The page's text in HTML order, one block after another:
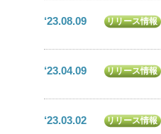
‘23.08.09 リリース情報
‘23.04.09 リリース情報
‘23.03.02 リリース情報